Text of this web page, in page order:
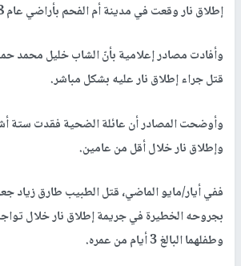
إطلاق نار وقعت في مدينة أم الفحم بأراضي عام 48.
قتل جراء إطلاق نار عليه بشكل مباشر.
وأوضحت المصادر أن عائلة الضحية فقدت ستة
وإطلاق نار خلال أقل من عامين.
بجروحه الخطيرة في جريمة إطلاق نار خلال
وطفلهما البالغ 3 أيام من عمره.